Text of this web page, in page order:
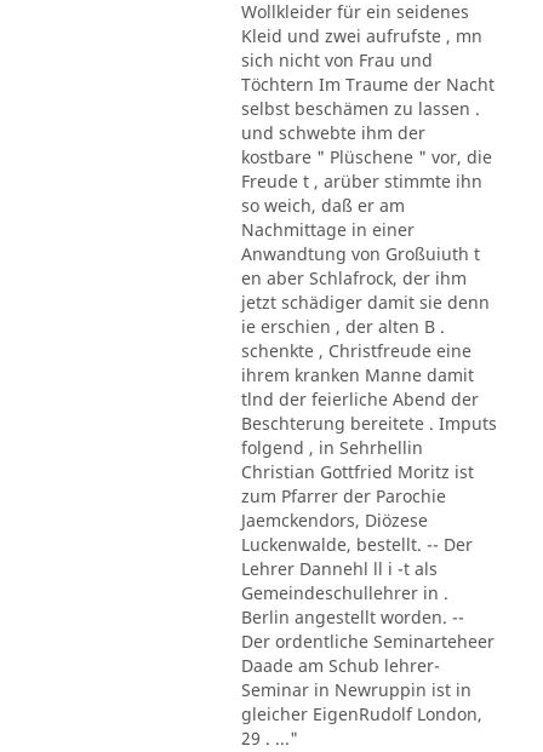
Wollkleider für ein seidenes
Kleid und zwei aufrufste , mn
sich nicht von Frau und
Töchtern Im Traume der Nacht
selbst beschämen zu lassen .
und schwebte ihm der
kostbare " Plüschene " vor, die
Freude t , arüber stimmte ihn
so weich, daß er am
Nachmittage in einer
Anwandtung von Großuiuth t
en aber Schlafrock, der ihm
jetzt schädiger damit sie denn
ie erschien , der alten B .
schenkte , Christfreude eine
ihrem kranken Manne damit
tlnd der feierliche Abend der
Beschterung bereitete . Imputs
folgend , in Sehrhellin
Christian Gottfried Moritz ist
zum Pfarrer der Parochie
Jaemckendors, Diözese
Luckenwalde, bestellt. -- Der
Lehrer Dannehl ll i -t als
Gemeindeschullehrer in .
Berlin angestellt worden. --
Der ordentliche Seminarteheer
Daade am Schub lehrer-
Seminar in Newruppin ist in
gleicher EigenRudolf London,
29 . ..."